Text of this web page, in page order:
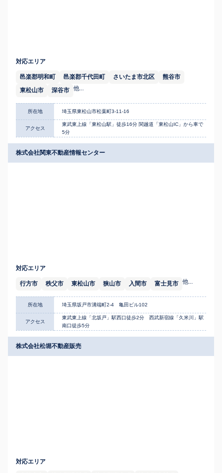
対応エリア
邑楽郡明和町 邑楽郡千代田町 さいたま市北区
熊谷市
東松山市
深谷市 他...
所在地 埼玉県東松山市松葉町3-11-16
アクセス
東武東上線「東松山駅」徒歩16分 関越道「東松山IC」から車で
5分
株式会社関東不動産情報センター
対応エリア
行方市 秩父市 東松山市 狭山市 入間市 富士見市 他...
所在地 埼玉県坂戸市溝端町2-4 亀田ビル102
アクセス
東武東上線「北坂戸」駅西口徒歩2分 西武新宿線「久米川」駅
南口徒歩5分
株式会社松堀不動産販売
対応エリア